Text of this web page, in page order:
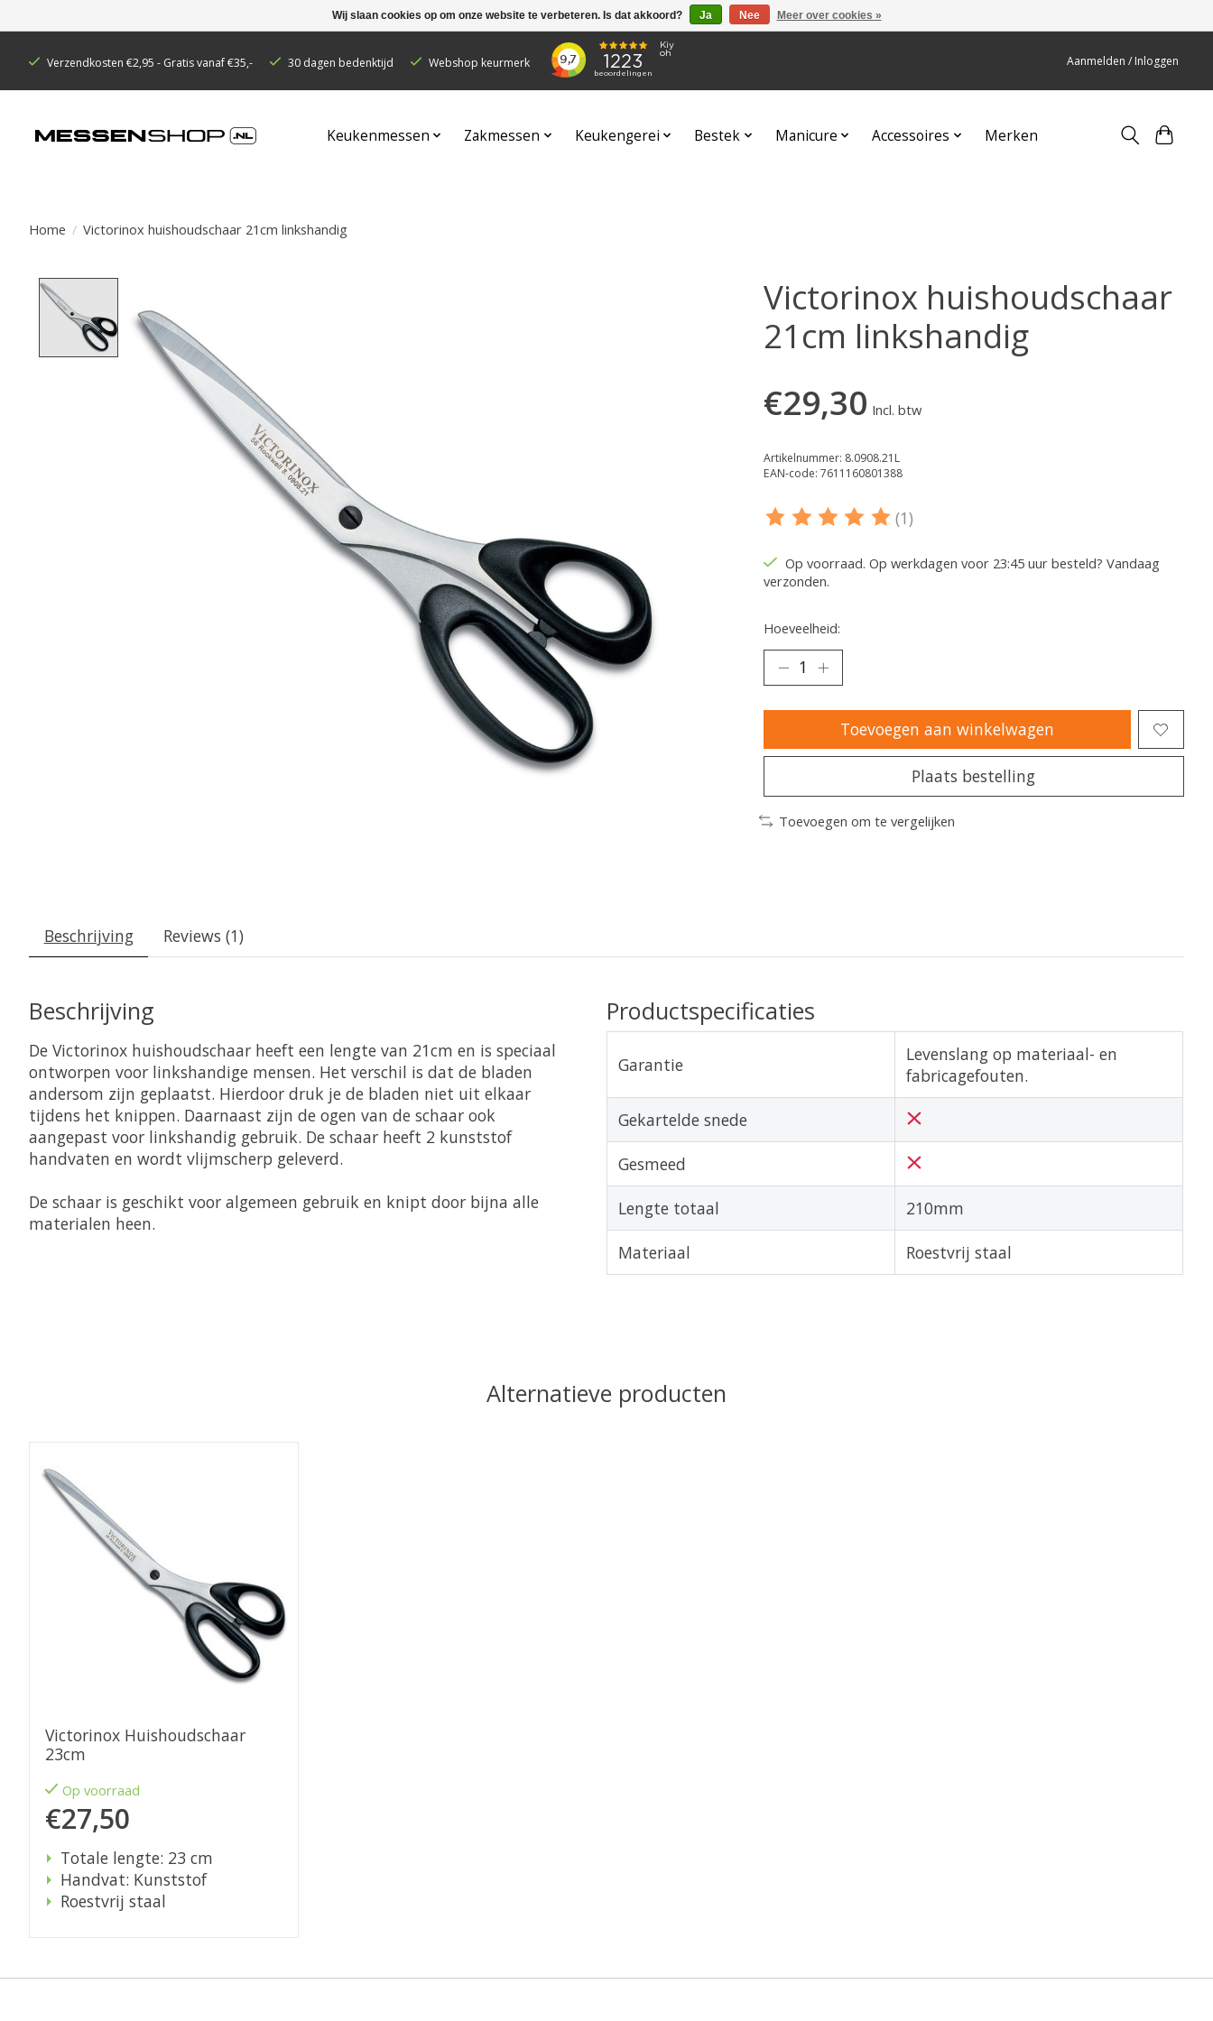
Verzendkosten €2,95 - Gratis vanaf €35,- 30 dagen bedenktijd Webshop keurmerk Aanmelden / Inloggen
Keukenmessen Zakmessen Keukengerei Bestek Manicure Accessoires Merken
Home / Victorinox huishoudschaar 21cm linkshandig
Victorinox huishoudschaar
21cm linkshandig
€29,30 Incl. btw
Artikelnummer: 8.0908.21L
EAN-code: 7611160801388
De beoordeling van dit product is
(1)
Op voorraad. Op werkdagen voor 23:45 uur besteld? Vandaag
verzonden.
Hoeveelheid:
Toevoegen aan winkelwagen
Plaats bestelling
Toevoegen om te vergelijken
Beschrijving Reviews (1)
Beschrijving
De Victorinox huishoudschaar heeft een lengte van 21cm en is speciaal
ontworpen voor linkshandige mensen. Het verschil is dat de bladen
andersom zijn geplaatst. Hierdoor druk je de bladen niet uit elkaar
tijdens het knippen. Daarnaast zijn de ogen van de schaar ook
aangepast voor linkshandig gebruik. De schaar heeft 2 kunststof
handvaten en wordt vlijmscherp geleverd.
De schaar is geschikt voor algemeen gebruik en knipt door bijna alle
materialen heen.
Productspecificaties
Garantie
Levenslang op materiaal- en
fabricagefouten.
Gekartelde snede
Gesmeed
Lengte totaal 210mm
Materiaal Roestvrij staal
Alternatieve producten
Victorinox Huishoudschaar
23cm
Op voorraad
€27,50
Totale lengte: 23 cm
Handvat: Kunststof
Roestvrij staal
Wij slaan cookies op om onze website te verbeteren. Is dat akkoord? Ja Nee Meer over cookies »